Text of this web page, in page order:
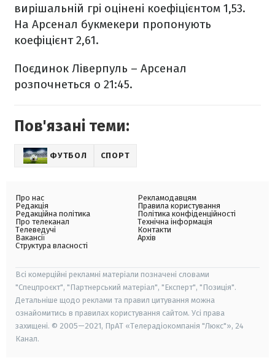
вирішальній грі оцінені коефіцієнтом 1,53.
На Арсенал букмекери пропонують
коефіцієнт 2,61.
Поєдинок Ліверпуль – Арсенал
розпочнеться о 21:45.
Пов'язані теми:
ФУТБОЛ СПОРТ
Про нас
Редакція
Редакційна політика
Про телеканал
Телеведучі
Вакансії
Структура власності
Рекламодавцям
Правила користування
Політика конфіденційності
Технічна інформація
Контакти
Архів
Всі комерційні рекламні матеріали позначені словами
"Спецпроєкт", "Партнерський матеріал", "Експерт", "Позиція".
Детальніше щодо реклами та правил цитування можна
ознайомитись в правилах користування сайтом. Усі права
захищені. © 2005—2021, ПрАТ «Телерадіокомпанія "Люкс"», 24
Канал.